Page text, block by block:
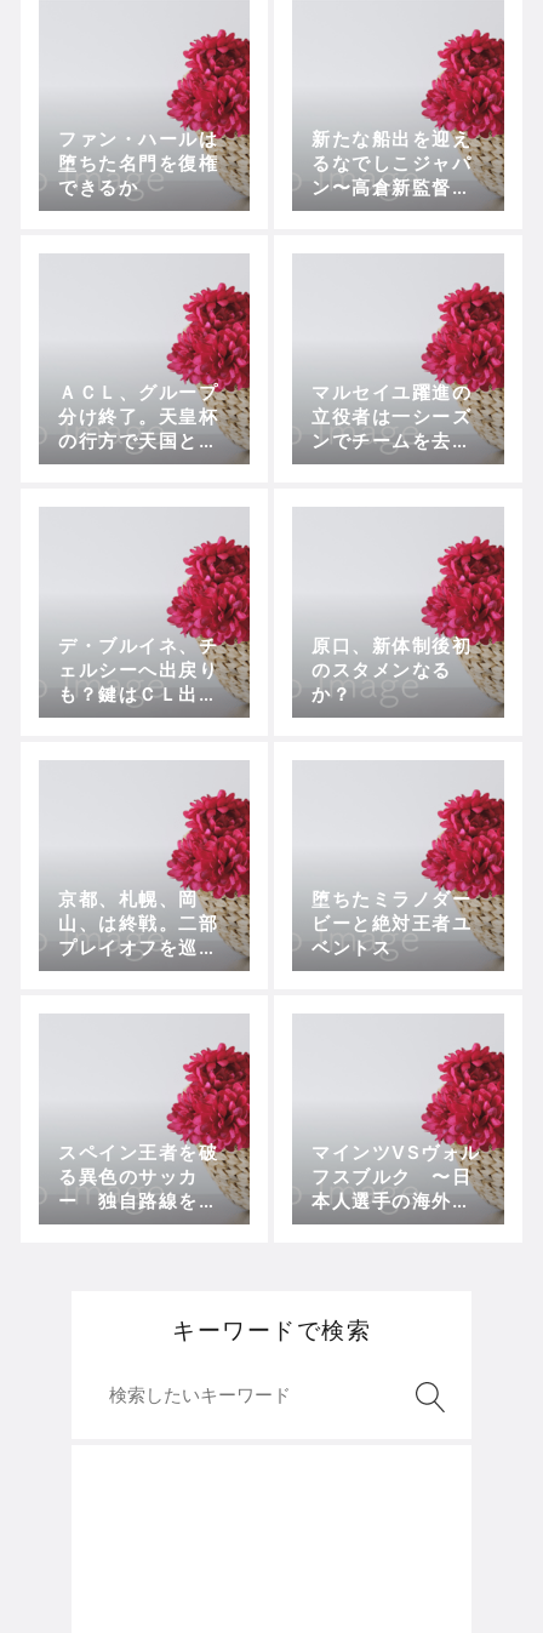
ファン・ハールは
堕ちた名門を復権
できるか
新たな船出を迎え
るなでしこジャパ
ン〜高倉新監督の
サッカーとは
ＡＣＬ、グループ
分け終了。天皇杯
の行方で天国と地
獄に
マルセイユ躍進の
立役者は一シーズ
ンでチームを去
る？
デ・ブルイネ、チ
ェルシーへ出戻り
も？鍵はＣＬ出場
権
原口、新体制後初
のスタメンなる
か？
京都、札幌、岡
山、は終戦。二部
プレイオフを巡る
激戦は最終節まで
堕ちたミラノダー
ビーと絶対王者ユ
ベントス
スペイン王者を破
る異色のサッカ
ー 独自路線を追
求するレヴァーク
マインツVSヴォル
フスブルク 〜日
本人選手の海外挑
戦を考える〜
キーワードで検索